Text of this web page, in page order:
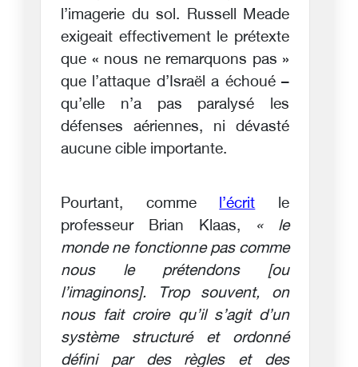
l’imagerie du sol. Russell Meade
exigeait effectivement le prétexte
que « nous ne remarquons pas »
que l’attaque d’Israël a échoué –
qu’elle n’a pas paralysé les
défenses aériennes, ni dévasté
aucune cible importante.
Pourtant, commel’écritle
professeur Brian Klaas, « le
monde ne fonctionne pas comme
nous le prétendons [ou
l’imaginons]. Trop souvent, on
nous fait croire qu’il s’agit d’un
système structuré et ordonné
défini par des règles et des